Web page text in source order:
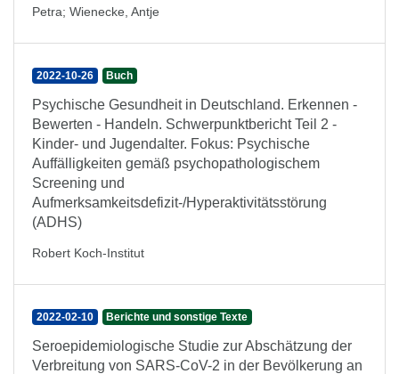
Petra; Wienecke, Antje
2022-10-26 Buch
Psychische Gesundheit in Deutschland. Erkennen -
Bewerten - Handeln. Schwerpunktbericht Teil 2 -
Kinder- und Jugendalter. Fokus: Psychische
Auffälligkeiten gemäß psychopathologischem
Screening und
Aufmerksamkeitsdefizit-/Hyperaktivitätsstörung
(ADHS)
Robert Koch-Institut
2022-02-10 Berichte und sonstige Texte
Seroepidemiologische Studie zur Abschätzung der
Verbreitung von SARS-CoV-2 in der Bevölkerung an